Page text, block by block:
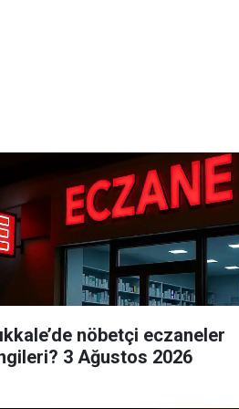
nöbetçi eczaneler
hangileri? 3 Ağustos 2026